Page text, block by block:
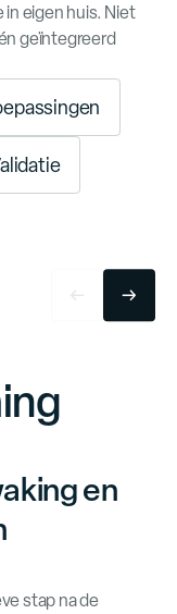
eigen huis. Niet
geïntegreerd
epassingen
alidatie
en
stap na de